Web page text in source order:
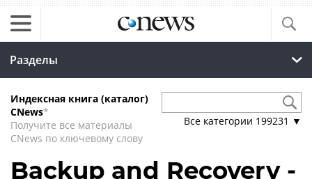
Разделы
Индексная книга (каталог)
CNews*
Получите все материалы
CNews по ключевому слову
Все категории 199231 ▼
Backup and Recovery -